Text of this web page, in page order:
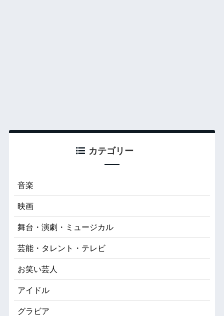
カテゴリー
音楽
映画
舞台・演劇・ミュージカル
芸能・タレント・テレビ
お笑い芸人
アイドル
グラビア